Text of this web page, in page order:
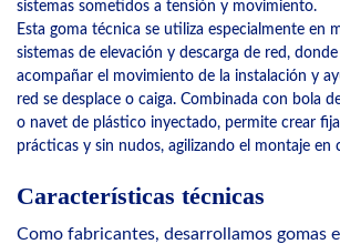
sistemas sometidos a tensión y movimiento.
Esta goma técnica se utiliza especialmente en
sistemas de elevación y descarga de red,
acompañar el movimiento de la instalación y
red se desplace o caiga. Combinada con bola
o navet de plástico inyectado, permite crear
prácticas y sin nudos, agilizando el montaje en
Características técnicas
Como fabricantes, desarrollamos gomas